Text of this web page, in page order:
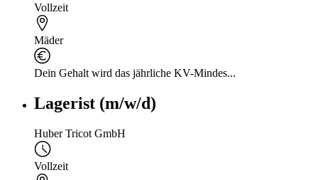
Vollzeit
Mäder
Dein Gehalt wird das jährliche KV-Mindes...
Lagerist (m/w/d)
Huber Tricot GmbH
Vollzeit